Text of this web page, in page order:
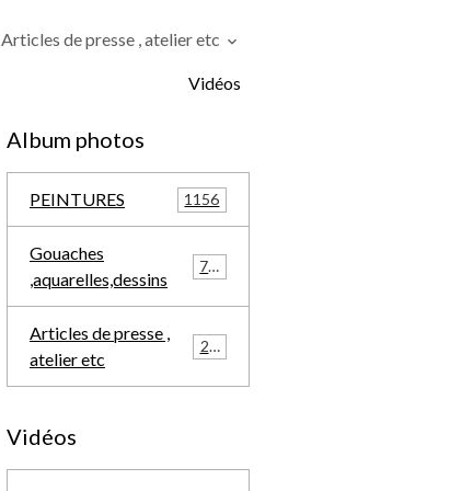
Articles de presse , atelier etc
Vidéos
Album photos
PEINTURES 1156
Gouaches
,aquarelles,dessins
709
Articles de presse ,
atelier etc
291
Vidéos